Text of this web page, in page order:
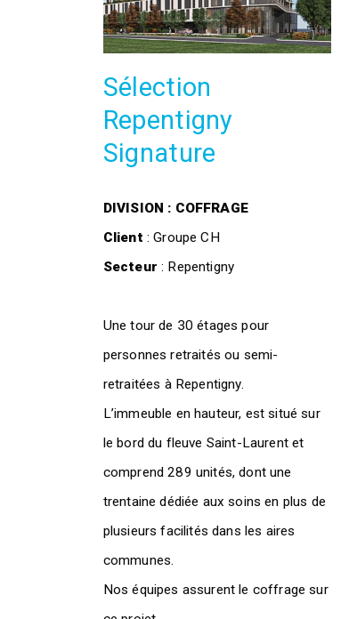
Sélection
Repentigny
Signature
DIVISION : COFFRAGE
Client : Groupe CH
Secteur : Repentigny
Une tour de 30 étages pour
personnes retraités ou semi-
retraitées à Repentigny.
L’immeuble en hauteur, est situé sur
le bord du fleuve Saint-Laurent et
comprend 289 unités, dont une
trentaine dédiée aux soins en plus de
plusieurs facilités dans les aires
communes.
Nos équipes assurent le coffrage sur